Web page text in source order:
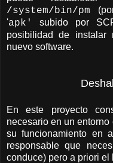
/system/bin/pm
'apk'
subido por
posibilidad de instalar
nuevo software.
En este proyecto
necesario en un
su funcionamiento en
responsable que
conduce) pero a priori el